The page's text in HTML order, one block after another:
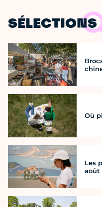
SÉLECTIONS
Où
Les
août